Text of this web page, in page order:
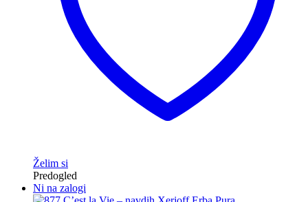
Želim si
Predogled
Ni na zalogi